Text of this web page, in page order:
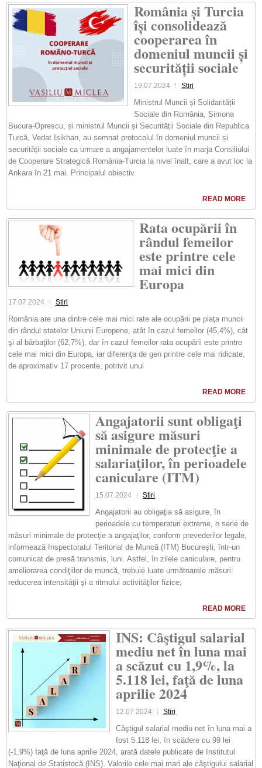
România și Turcia
își consolidează
cooperarea în
domeniul muncii și
securității sociale
19.07.2024 Stiri
Ministrul Muncii și Solidarității
Sociale din România, Simona
Bucura-Oprescu, și ministrul Muncii și Securității Sociale din Republica
Turcă, Vedat Ișikhan, au semnat protocolul în domeniul muncii și
securității sociale ca urmare a angajamentelor luate în marja Consiliului
de Cooperare Strategică România-Turcia la nivel înalt, care a avut loc la
Ankara în 21 mai. Principalul obiectiv
READ MORE
Rata ocupării în
rândul femeilor
este printre cele
mai mici din
Europa
17.07.2024 Stiri
România are una dintre cele mai mici rate ale ocupării pe piaţa muncii
din rândul statelor Uniunii Europene, atât în cazul femeilor (45,4%), cât
şi al bărbaţilor (62,7%), dar în cazul femeilor rata ocupării este printre
cele mai mici din Europa, iar diferenţa de gen printre cele mai ridicate,
de aproximativ 17 procente, potrivit unui
READ MORE
Angajatorii sunt obligaţi
să asigure măsuri
minimale de protecţie a
salariaţilor, în perioadele
caniculare (ITM)
15.07.2024 Stiri
Angajatorii au obligaţia să asigure, în
perioadele cu temperaturi extreme, o serie de
măsuri minimale de protecţie a angajaţilor, conform prevederilor legale,
informează Inspectoratul Teritorial de Muncă (ITM) Bucureşti, într-un
comunicat de presă transmis, luni. Astfel, în zilele caniculare, pentru
ameliorarea condiţiilor de muncă, trebuie luate următoarele măsuri:
reducerea intensităţii şi a ritmului activităţilor fizice;
READ MORE
INS: Câştigul salarial
mediu net în luna mai
a scăzut cu 1,9%, la
5.118 lei, faţă de luna
aprilie 2024
12.07.2024 Stiri
Câştigul salarial mediu net în luna mai a
fost 5.118 lei, în scădere cu 99 lei
(-1,9%) faţă de luna aprilie 2024, arată datele publicate de Institutul
Naţional de Statistocă (INS). Valorile cele mai mari ale câştigului salarial